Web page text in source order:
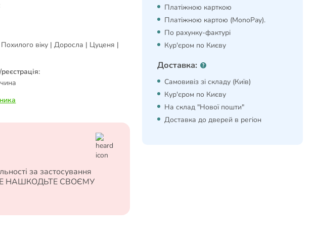
Похилого віку | Доросла | Цуценя |
за застосування
НЕ НАШКОДЬТЕ СВОЄМУ
Платіжною карткою
Платіжною картою (MonoPay).
По рахунку-фактурі
Кур'єром по Києву
Доставка:
Самовивіз зі складу (Київ)
Кур'єром по Києву
На склад "Нової пошти"
Доставка до дверей в регіон